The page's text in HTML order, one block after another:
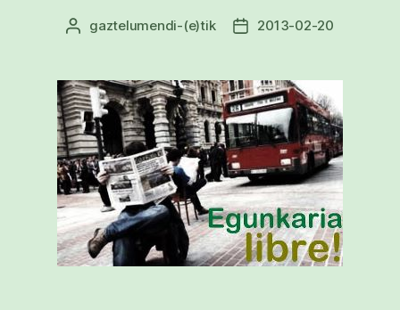
Argitalpenaren
gaztelumendi-(e)tik
Argitalpenaren
2013-02-20